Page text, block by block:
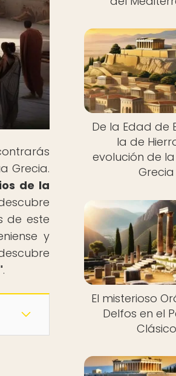
Grecia.
de la
de este
y
.
De la Edad de
la de
evolución de
Grecia
El misterioso
Delfos en el
Clásico